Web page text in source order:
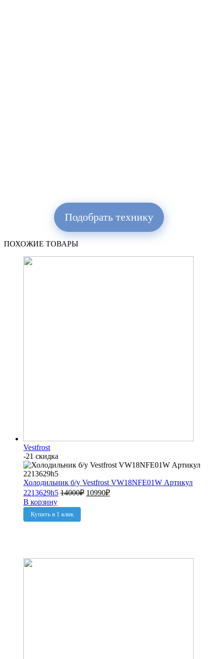
Подобрать технику
ПОХОЖИЕ ТОВАРЫ
Vestfrost
-21 скидка
Холодильник б/у Vestfrost VW18NFE01W Артикул
2213629h5 14000₽ 10990₽
В корзину
Купить в 1 клик